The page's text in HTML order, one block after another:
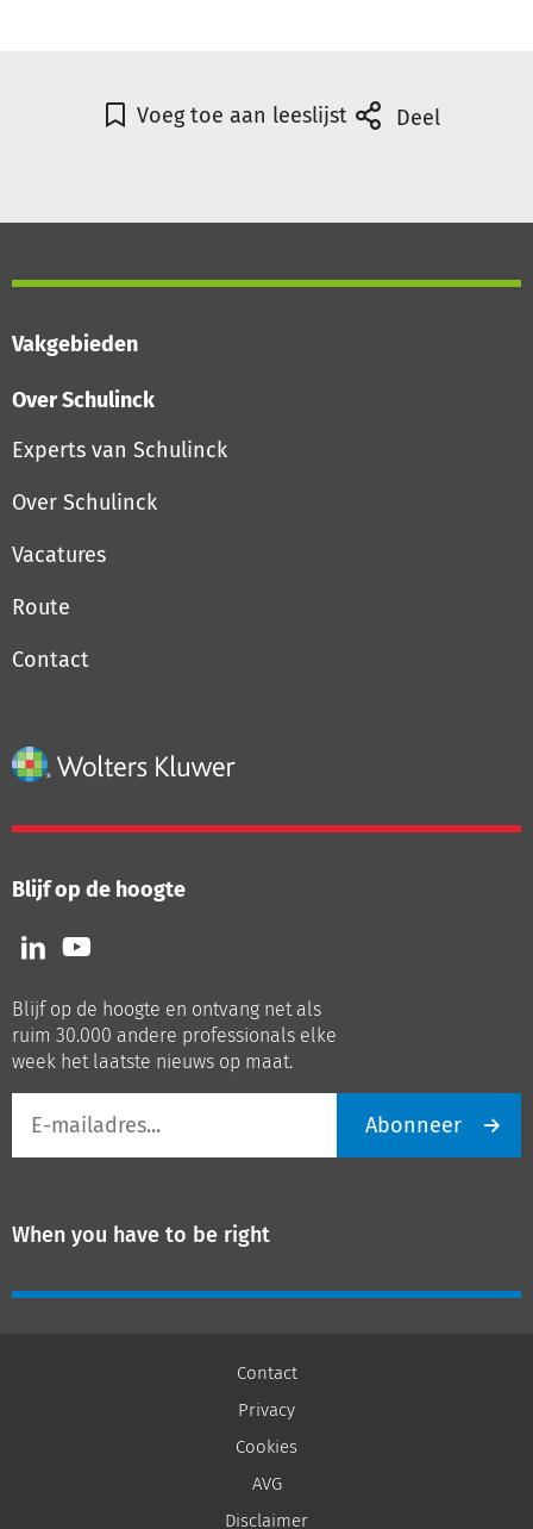
Voeg toe aan leeslijst Deel
Vakgebieden
Over Schulinck
Experts van Schulinck
Over Schulinck
Vacatures
Route
Contact
Blijf op de hoogte
Volg
ons
LinkedIn
Volg
ons
Youtube
Blijf op de hoogte en ontvang net als
ruim 30.000 andere professionals elke
week het laatste nieuws op maat.
mailadres
Abonneer
When you have to be right
Contact
Privacy
Cookies
AVG
Disclaimer